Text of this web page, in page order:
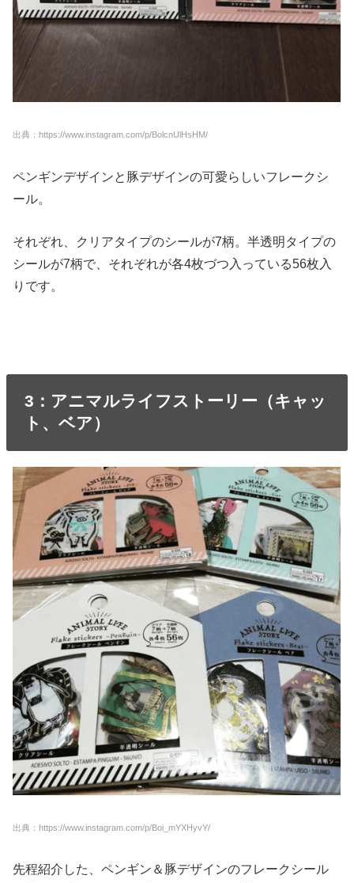
出典：https://www.instagram.com/p/BolcnUlHsHM/
ペンギンデザインと豚デザインの可愛らしいフレークシ
ール。
それぞれ、クリアタイプのシールが7柄。半透明タイプの
シールが7柄で、それぞれが各4枚づつ入っている56枚入
りです。
3：アニマルライフストーリー（キャッ
ト、ベア）
出典：https://www.instagram.com/p/Boi_mYXHyvY/
先程紹介した、ペンギン＆豚デザインのフレークシール